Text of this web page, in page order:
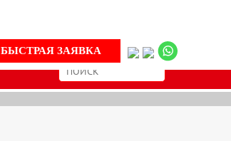
БЫСТРАЯ ЗАЯВКА